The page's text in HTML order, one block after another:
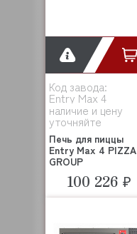
Код завода:
Entry Max 4
наличие и цену
уточняйте
Печь для пиццы
Entry Max 4 PIZZA
GROUP
100 226 ₽